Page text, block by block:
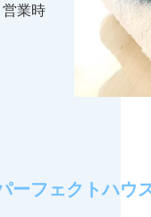
業時
ーフェクトハウ